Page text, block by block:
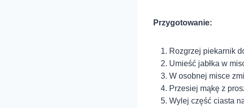
Przygotowanie:
Rozgrzej piekarnik
Umieść jabłka w
W osobnej misce
Przesiej mąkę z
Wylej część ciasta